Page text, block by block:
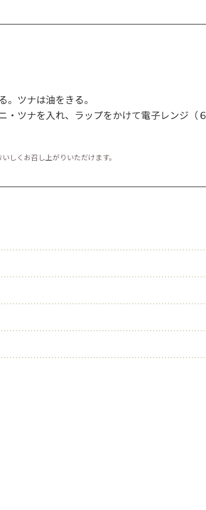
。ツナは油をきる。
ツナを入れ、ラップをかけて電子レンジ（６
しくお召し上がりいただけます。